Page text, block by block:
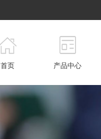
首页 产品中心